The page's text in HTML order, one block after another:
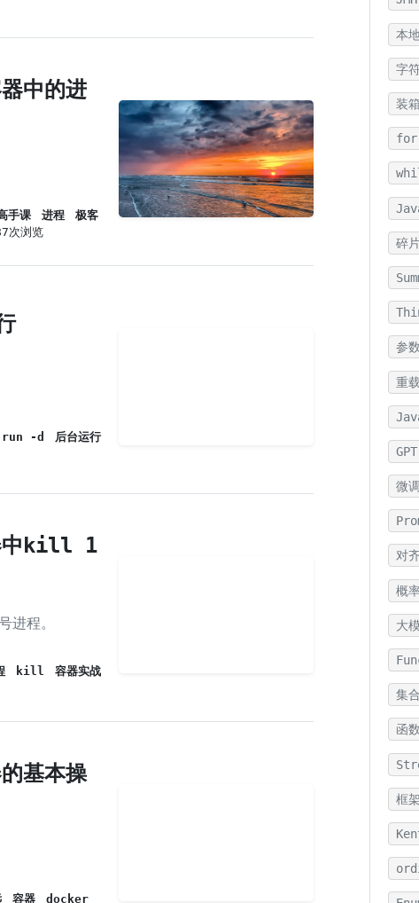
中的进
手课 进程
极客
次浏览
-d
后台运行
中kill 1
进程。
kill
容器实战
基本操
容器
docker
本
字
装
碎
参
重载
微调
对齐
概
大
集合
函数
框架